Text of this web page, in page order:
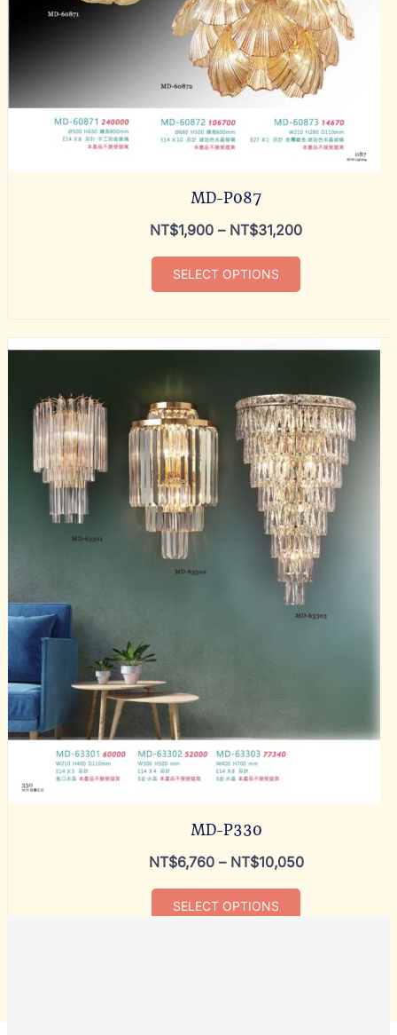
MD-P087
NT$1,900 – NT$31,200
SELECT OPTIONS
MD-P330
NT$6,760– NT$10,050
SELECT OPTIONS